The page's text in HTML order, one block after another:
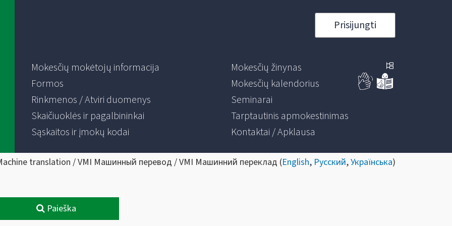
Prisijungti
Mokesčių mokėtojų informacija
Formos
Rinkmenos / Atviri duomenys
Skaičiuoklės ir pagalbininkai
Sąskaitos ir įmokų kodai
Mokesčių žinynas
Mokesčių kalendorius
Seminarai
Tarptautinis apmokestinimas
Kontaktai / Apklausa
translation / VMI Машинный перевод / VMI Машинний переклад (English, Русский,Українська)
Paieška